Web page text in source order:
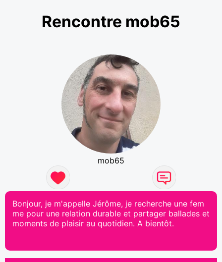
Rencontre mob65
mob65
Bonjour, je m'appelle Jérôme, je recherche une fem
me pour une relation durable et partager ballades et
moments de plaisir au quotidien. A bientôt.